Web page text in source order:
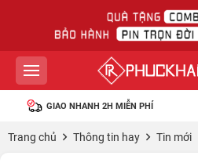
GIAO NHANH 2H MIỄN PHÍ
Trang chủ Thông tin hay Tin mới